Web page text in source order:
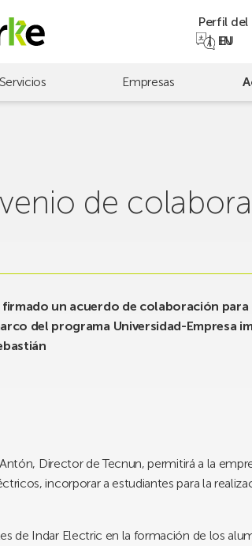
Perfil
EU
EN
Servicios Empresas
de
firmado un acuerdo de colaboración
del programa Universidad-Empresa
Director de Tecnun, permitirá a la
incorporar a estudiantes para la
de Indar Electric en la formación de los